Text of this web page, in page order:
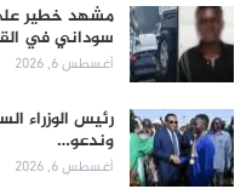
مشهد خطير
سوداني في
أغسطس 6, 2026
رئيس الوزراء
وندعو…
أغسطس 6, 2026